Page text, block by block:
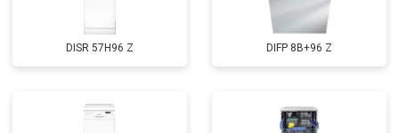
от 2590 ₽ Заказать
Замена датчика мутности от 1900 ₽ Заказать
Замена заливного клапана от 1550 ₽ Заказать
DISR 57H96 Z DIFP 8B+96 Z